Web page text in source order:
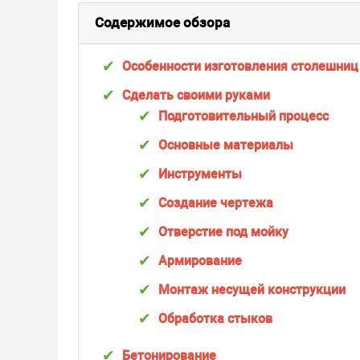
Содержимое обзора
Особенности изготовления
Сделать своими руками
Подготовительный процесс
Основные материалы
Инструменты
Создание чертежа
Отверстие под мойку
Армирование
Монтаж несущей конструкции
Обработка стыков
Бетонирование